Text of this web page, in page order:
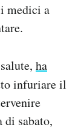
medici a
ha
infuriare il
di sabato,